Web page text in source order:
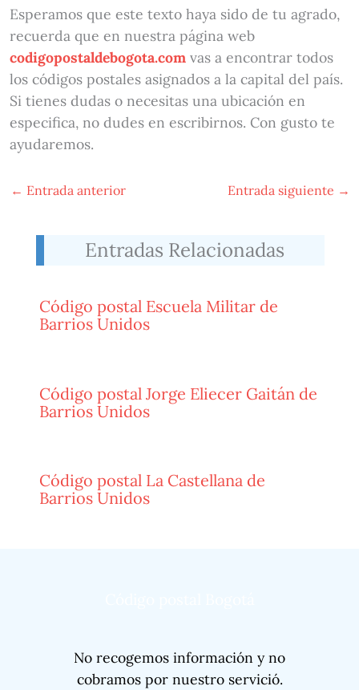
Esperamos que este texto haya sido de tu agrado,
recuerda que en nuestra página web
codigopostaldebogota.comvas a encontrar todos
los códigos postales asignados a la capital del país.
Si tienes dudas o necesitas una ubicación en
especifica, no dudes en escribirnos. Con gusto te
ayudaremos.
← Entrada anterior Entrada siguiente →
Entradas Relacionadas
Código postal Escuela Militar de
Barrios Unidos
Código postal Jorge Eliecer Gaitán de
Barrios Unidos
Código postal La Castellana de
Barrios Unidos
No recogemos información y no
cobramos por nuestro servició.